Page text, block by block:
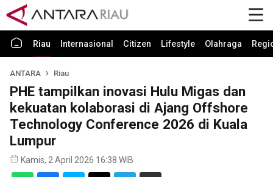
Riau Internasional Citizen Lifestyle Olahraga
ANTARA Riau
PHE tampilkan inovasi Hulu Migas dan
kekuatan kolaborasi di Ajang Offshore
Technology Conference 2026 di Kuala
Lumpur
Kamis, 2 April 2026 16:38 WIB